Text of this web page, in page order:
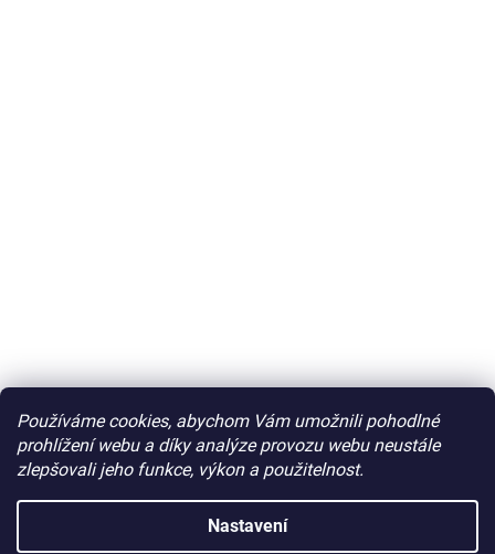
Používáme cookies, abychom Vám umožnili pohodlné
prohlížení webu a díky analýze provozu webu neustále
zlepšovali jeho funkce, výkon a použitelnost.
Nastavení